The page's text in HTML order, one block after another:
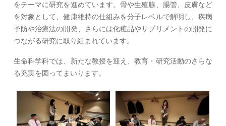
をテーマに研究を進めています。骨や生殖腺、腸管、皮膚など
を対象として、健康維持の仕組みを分子レベルで解明し、疾病
予防や治療法の開発、さらには化粧品やサプリメントの開発に
つながる研究に取り組まれています。
生命科学科では、新たな教授を迎え、教育・研究活動のさらな
る充実を図ってまいります。